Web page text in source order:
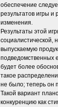
обеспечение
результатов игры
изменения.
Результаты этой
социалистической,
выпускаемую
подведомственных
будет более
такое
не было; теперь он
Такой вариант
конкуренцию как